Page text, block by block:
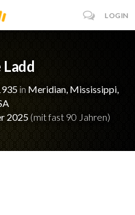
LOGIN
Ladd
in Meridian, Mississippi,
2025 (mit fast 90 Jahren)